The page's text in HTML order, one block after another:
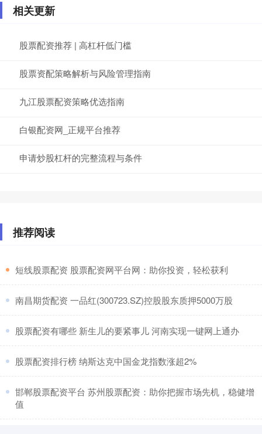
相关更新
股票配资推荐 | 高杠杆低门槛
股票资配策略解析与风险管理指南
九江股票配资策略优选指南
白银配资网_正规平台推荐
申请炒股杠杆的完整流程与条件
推荐阅读
​短线股票配资 股票配资网平台网：助你投资，轻松获利
​南昌期货配资 一品红(300723.SZ)控股股东质押5000万股
​股票配资有哪些 新生儿的要紧事儿 河南实现一键网上通办
​股票配资排行榜 纳斯达克中国金龙指数涨超2%
​邯郸股票配资平台 苏州股票配资：助你把握市场先机，稳健增
值